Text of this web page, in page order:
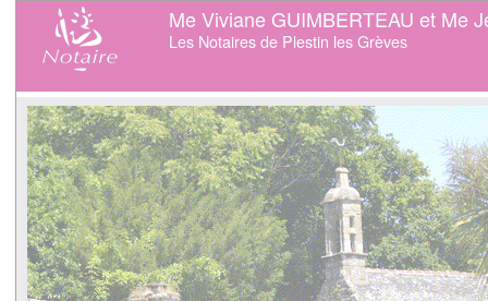
Me Viviane GUIMBERTEAU et Me
Les Notaires de Plestin les Grèves